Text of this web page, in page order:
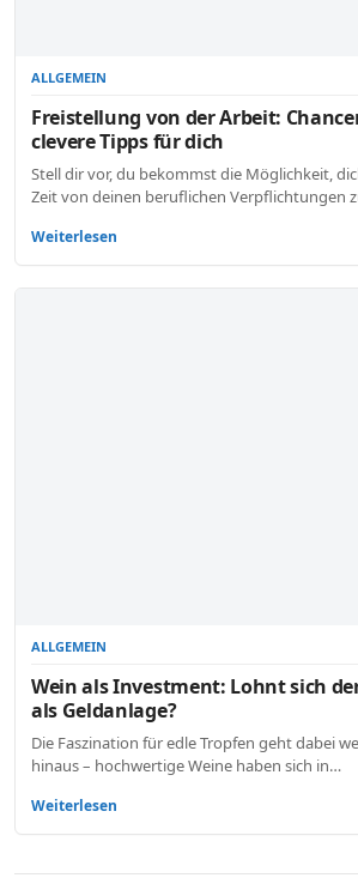
ALLGEMEIN
Freistellung von der Arbeit:
clevere Tipps für dich
Stell dir vor, du bekommst die Möglichkeit,
Zeit von deinen beruflichen Verpflichtungen
Weiterlesen
ALLGEMEIN
Wein als Investment: Lohnt sich
als Geldanlage?
Die Faszination für edle Tropfen geht dabei
hinaus – hochwertige Weine haben sich in…
Weiterlesen